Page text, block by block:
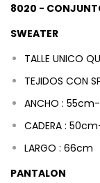
8020 -
SWEATER
TALLE UNICO
TEJIDOS CON
ANCHO : 55cm-
CADERA : 50c
LARGO : 66cm
PANTALON